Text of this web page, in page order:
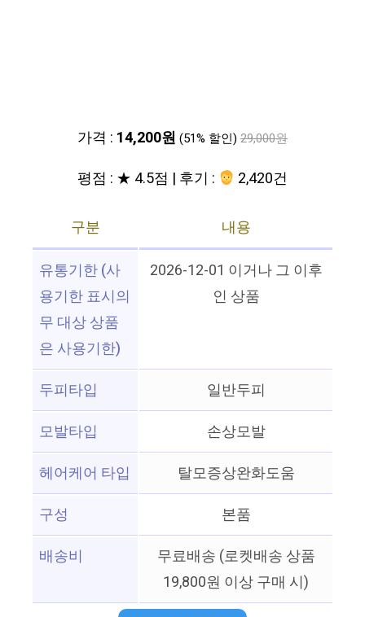
가격 : 14,200원 (51% 할인) 29,000원
평점 : ★ 4.5점 | 후기 : 2,420건
구분
내용
유통기한 (사
용기한 표시의
무 대상 상품
은 사용기한)
2026-12-01 이거나 그 이후
인 상품
두피타입
일반두피
모발타입
손상모발
헤어케어 타입
탈모증상완화도움
구성
본품
배송비
무료배송 (로켓배송 상품
19,800원 이상 구매 시)